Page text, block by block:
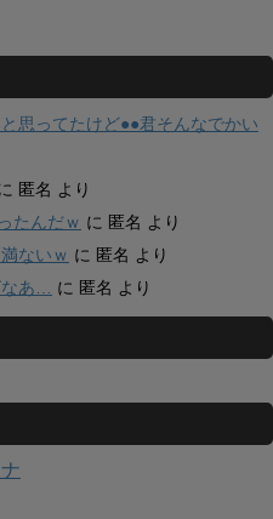
思ってたけど●●君そんなでかい
匿名 より
たんだｗ に 匿名 より
ないｗ に 匿名 より
あ…
に 匿名 より